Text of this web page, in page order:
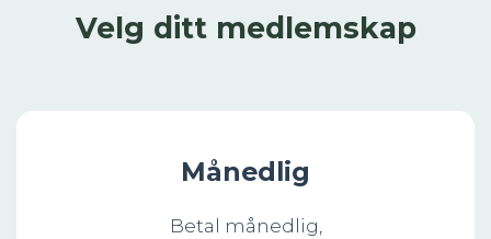
Velg ditt medlemskap
Månedlig
Betal månedlig,